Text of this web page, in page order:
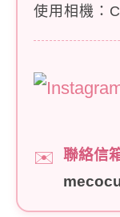
使用相機：
✉️
聯絡信